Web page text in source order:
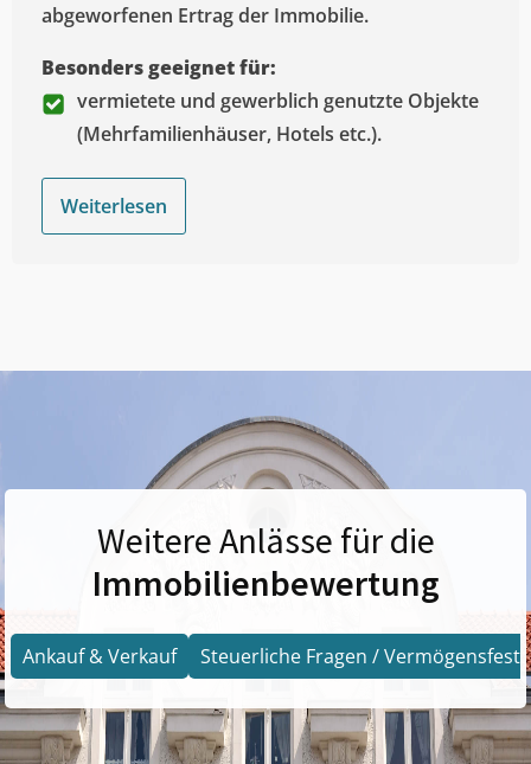
abgeworfenen Ertrag der Immobilie.
Besonders geeignet für:
vermietete und gewerblich genutzte Objekte
(Mehrfamilienhäuser, Hotels etc.).
Weiterlesen
Weitere Anlässe für die
Immobilienbewertung
Ankauf & Verkauf Steuerliche Fragen /